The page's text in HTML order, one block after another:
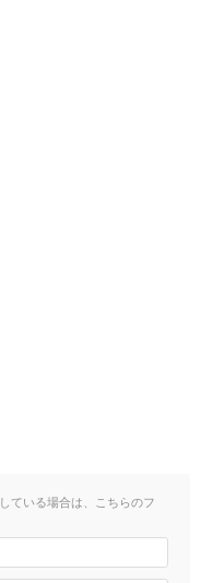
ている場合は、こちらのフ